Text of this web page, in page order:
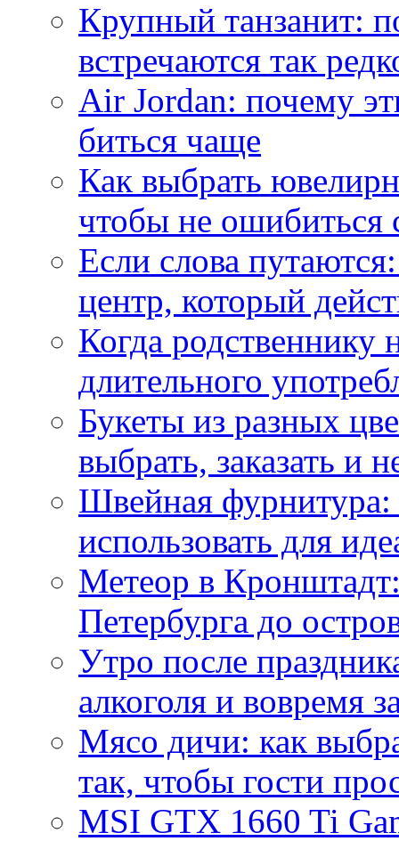
Крупный танзанит:
встречаются так
Air Jordan: почему
биться чаще
Как выбрать
чтобы не ошибиться
Если слова
центр, который
Когда
длительного
Букеты из разных
выбрать, заказать и
Швейная фурнитура:
использовать для
Метеор в
Петербурга до
Утро после
алкоголя и вовремя
Мясо дичи: как
так, чтобы гости
MSI GTX 1660 Ti